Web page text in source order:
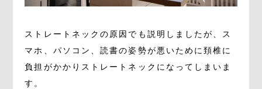
ストレートネックの原因でも説明しましたが、ス
マホ、パソコン、読書の姿勢が悪いために頚椎に
負担がかかりストレートネックになってしまいま
す。